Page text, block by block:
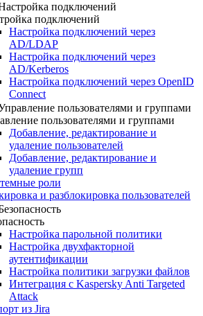
подключений
подключений
Настройка подключений через
AD/LDAP
Настройка подключений через
AD/Kerberos
Настройка подключений через OpenID
Connect
пользователями и группами
пользователями и группами
Добавление, редактирование и
удаление пользователей
Добавление, редактирование и
удаление групп
роли
и разблокировка пользователей
Настройка парольной политики
Настройка двухфакторной
аутентификации
Настройка политики загрузки файлов
Интеграция с Kaspersky Anti Targeted
Attack
из Jira